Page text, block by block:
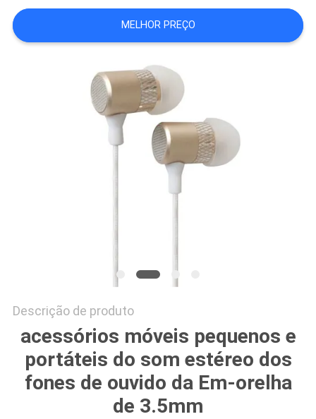
SITE
MELHOR PREÇO
Descrição de produto
acessórios móveis pequenos e
portáteis do som estéreo dos
fones de ouvido da Em-orelha
de 3.5mm